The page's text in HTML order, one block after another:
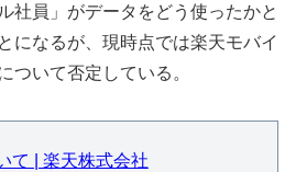
社員」がデータをどう使ったかと
になるが、現時点では楽天モバイ
ついて否定している。
て | 楽天株式会社